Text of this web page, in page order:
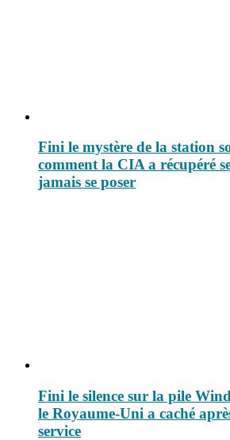
Fini le mystère de la station
comment la CIA a récupéré
jamais se poser
Fini le silence sur la pile
le Royaume-Uni a caché
service